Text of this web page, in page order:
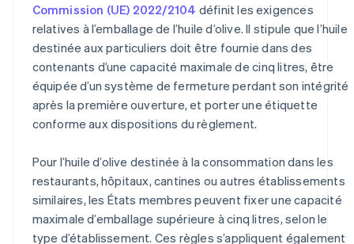
Commission (UE) 2022/2104 définit les exigences
relatives à l’emballage de l’huile d’olive. Il stipule que l’huile
destinée aux particuliers doit être fournie dans des
contenants d’une capacité maximale de cinq litres, être
équipée d’un système de fermeture perdant son intégrité
après la première ouverture, et porter une étiquette
conforme aux dispositions du règlement.
Pour l’huile d’olive destinée à la consommation dans les
restaurants, hôpitaux, cantines ou autres établissements
similaires, les États membres peuvent fixer une capacité
maximale d’emballage supérieure à cinq litres, selon le
type d’établissement. Ces règles s’appliquent également